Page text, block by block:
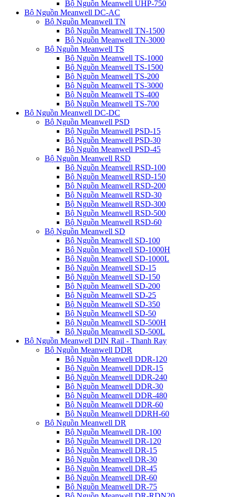
Bộ Nguồn Meanwell UHP-750
Bộ Nguồn Meanwell DC-AC
Bộ Nguồn Meanwell TN
Bộ Nguồn Meanwell TN-1500
Bộ Nguồn Meanwell TN-3000
Bộ Nguồn Meanwell TS
Bộ Nguồn Meanwell TS-1000
Bộ Nguồn Meanwell TS-1500
Bộ Nguồn Meanwell TS-200
Bộ Nguồn Meanwell TS-3000
Bộ Nguồn Meanwell TS-400
Bộ Nguồn Meanwell TS-700
Bộ Nguồn Meanwell DC-DC
Bộ Nguồn Meanwell PSD
Bộ Nguồn Meanwell PSD-15
Bộ Nguồn Meanwell PSD-30
Bộ Nguồn Meanwell PSD-45
Bộ Nguồn Meanwell RSD
Bộ Nguồn Meanwell RSD-100
Bộ Nguồn Meanwell RSD-150
Bộ Nguồn Meanwell RSD-200
Bộ Nguồn Meanwell RSD-30
Bộ Nguồn Meanwell RSD-300
Bộ Nguồn Meanwell RSD-500
Bộ Nguồn Meanwell RSD-60
Bộ Nguồn Meanwell SD
Bộ Nguồn Meanwell SD-100
Bộ Nguồn Meanwell SD-1000H
Bộ Nguồn Meanwell SD-1000L
Bộ Nguồn Meanwell SD-15
Bộ Nguồn Meanwell SD-150
Bộ Nguồn Meanwell SD-200
Bộ Nguồn Meanwell SD-25
Bộ Nguồn Meanwell SD-350
Bộ Nguồn Meanwell SD-50
Bộ Nguồn Meanwell SD-500H
Bộ Nguồn Meanwell SD-500L
Bộ Nguồn Meanwell DIN Rail - Thanh Ray
Bộ Nguồn Meanwell DDR
Bộ Nguồn Meanwell DDR-120
Bộ Nguồn Meanwell DDR-15
Bộ Nguồn Meanwell DDR-240
Bộ Nguồn Meanwell DDR-30
Bộ Nguồn Meanwell DDR-480
Bộ Nguồn Meanwell DDR-60
Bộ Nguồn Meanwell DDRH-60
Bộ Nguồn Meanwell DR
Bộ Nguồn Meanwell DR-100
Bộ Nguồn Meanwell DR-120
Bộ Nguồn Meanwell DR-15
Bộ Nguồn Meanwell DR-30
Bộ Nguồn Meanwell DR-45
Bộ Nguồn Meanwell DR-60
Bộ Nguồn Meanwell DR-75